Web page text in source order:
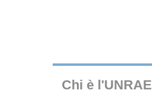
Chi è l'UNRAE